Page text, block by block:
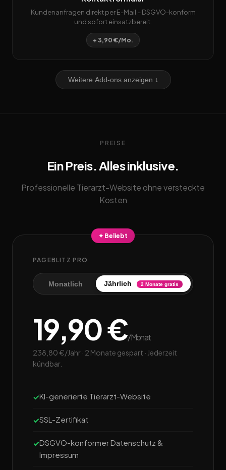
Kundenanfragen direkt per E-Mail – DSGVO-konform
und sofort einsatzbereit.
+ 3,90 €/Mo.
Weitere Add-ons anzeigen ↓
PREISE
Ein Preis. Alles inklusive.
Professionelle Tierarzt-Website ohne versteckte
Kosten
✦ Beliebt
PAGEBLITZ PRO
Monatlich Jährlich 2 Monate gratis
19,90 €/Monat
238,80 €/Jahr · 2 Monate gespart · Jederzeit
kündbar.
KI-generierte Tierarzt-Website
SSL-Zertifikat
DSGVO-konformer Datenschutz &
Impressum